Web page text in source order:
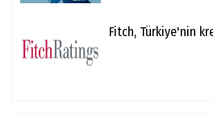
Fitch, Türkiye'nin